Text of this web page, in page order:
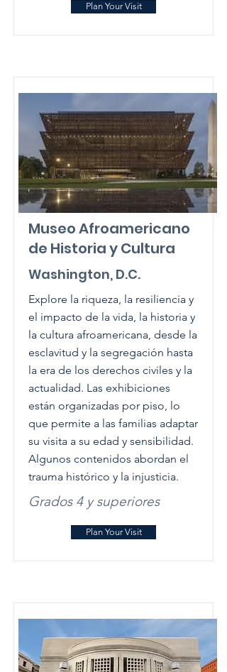
Plan Your Visit
Museo Afroamericano
de Historia y Cultura
Washington, D.C.
Explore la riqueza, la resiliencia y
el impacto de la vida, la historia y
la cultura afroamericana, desde la
esclavitud y la segregación hasta
la era de los derechos civiles y la
actualidad. Las exhibiciones
están organizadas por piso, lo
que permite a las familias adaptar
su visita a su edad y sensibilidad.
Algunos contenidos abordan el
trauma histórico y la injusticia.
Grados 4 y superiores
Plan Your Visit